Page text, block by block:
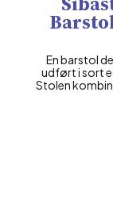
En barstol
udført i sort
Stolen